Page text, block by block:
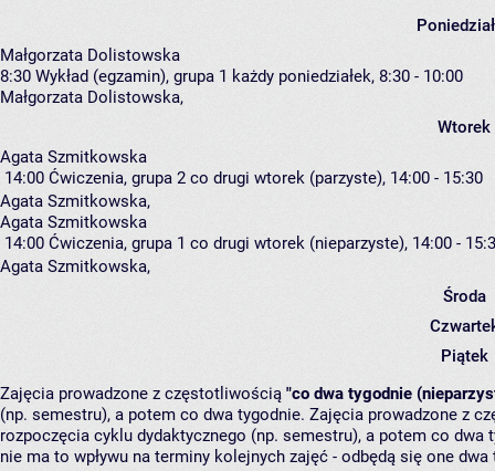
Małgorzata Dolistowska
8:30 Wykład (egzamin), grupa 1 każdy poniedziałek, 8:30 - 10:00
Małgorzata Dolistowska,
Wtorek
Agata Szmitkowska
14:00 Ćwiczenia, grupa 2 co drugi wtorek (parzyste), 14:00 - 15:30
Agata Szmitkowska,
Agata Szmitkowska
14:00 Ćwiczenia, grupa 1 co drugi wtorek (nieparzyste), 14:00 -
Agata Szmitkowska,
Środa
Piątek
Zajęcia prowadzone z częstotliwością "co dwa tygodnie
(np. semestru), a potem co dwa tygodnie. Zajęcia prowadzone z
rozpoczęcia cyklu dydaktycznego (np. semestru), a potem co
nie ma to wpływu na terminy kolejnych zajęć - odbędą się one